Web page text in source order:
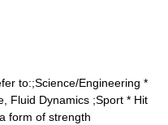
to:;Science/Engineering *
Fluid Dynamics ;Sport * Hit
form of strength